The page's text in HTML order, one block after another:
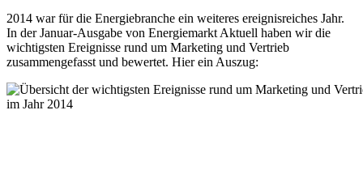
2014 war für die Energiebranche ein weiteres ereignisreiches Jahr.
In der Januar-Ausgabe von Energiemarkt Aktuell haben wir die
wichtigsten Ereignisse rund um Marketing und Vertrieb
zusammengefasst und bewertet. Hier ein Auszug: